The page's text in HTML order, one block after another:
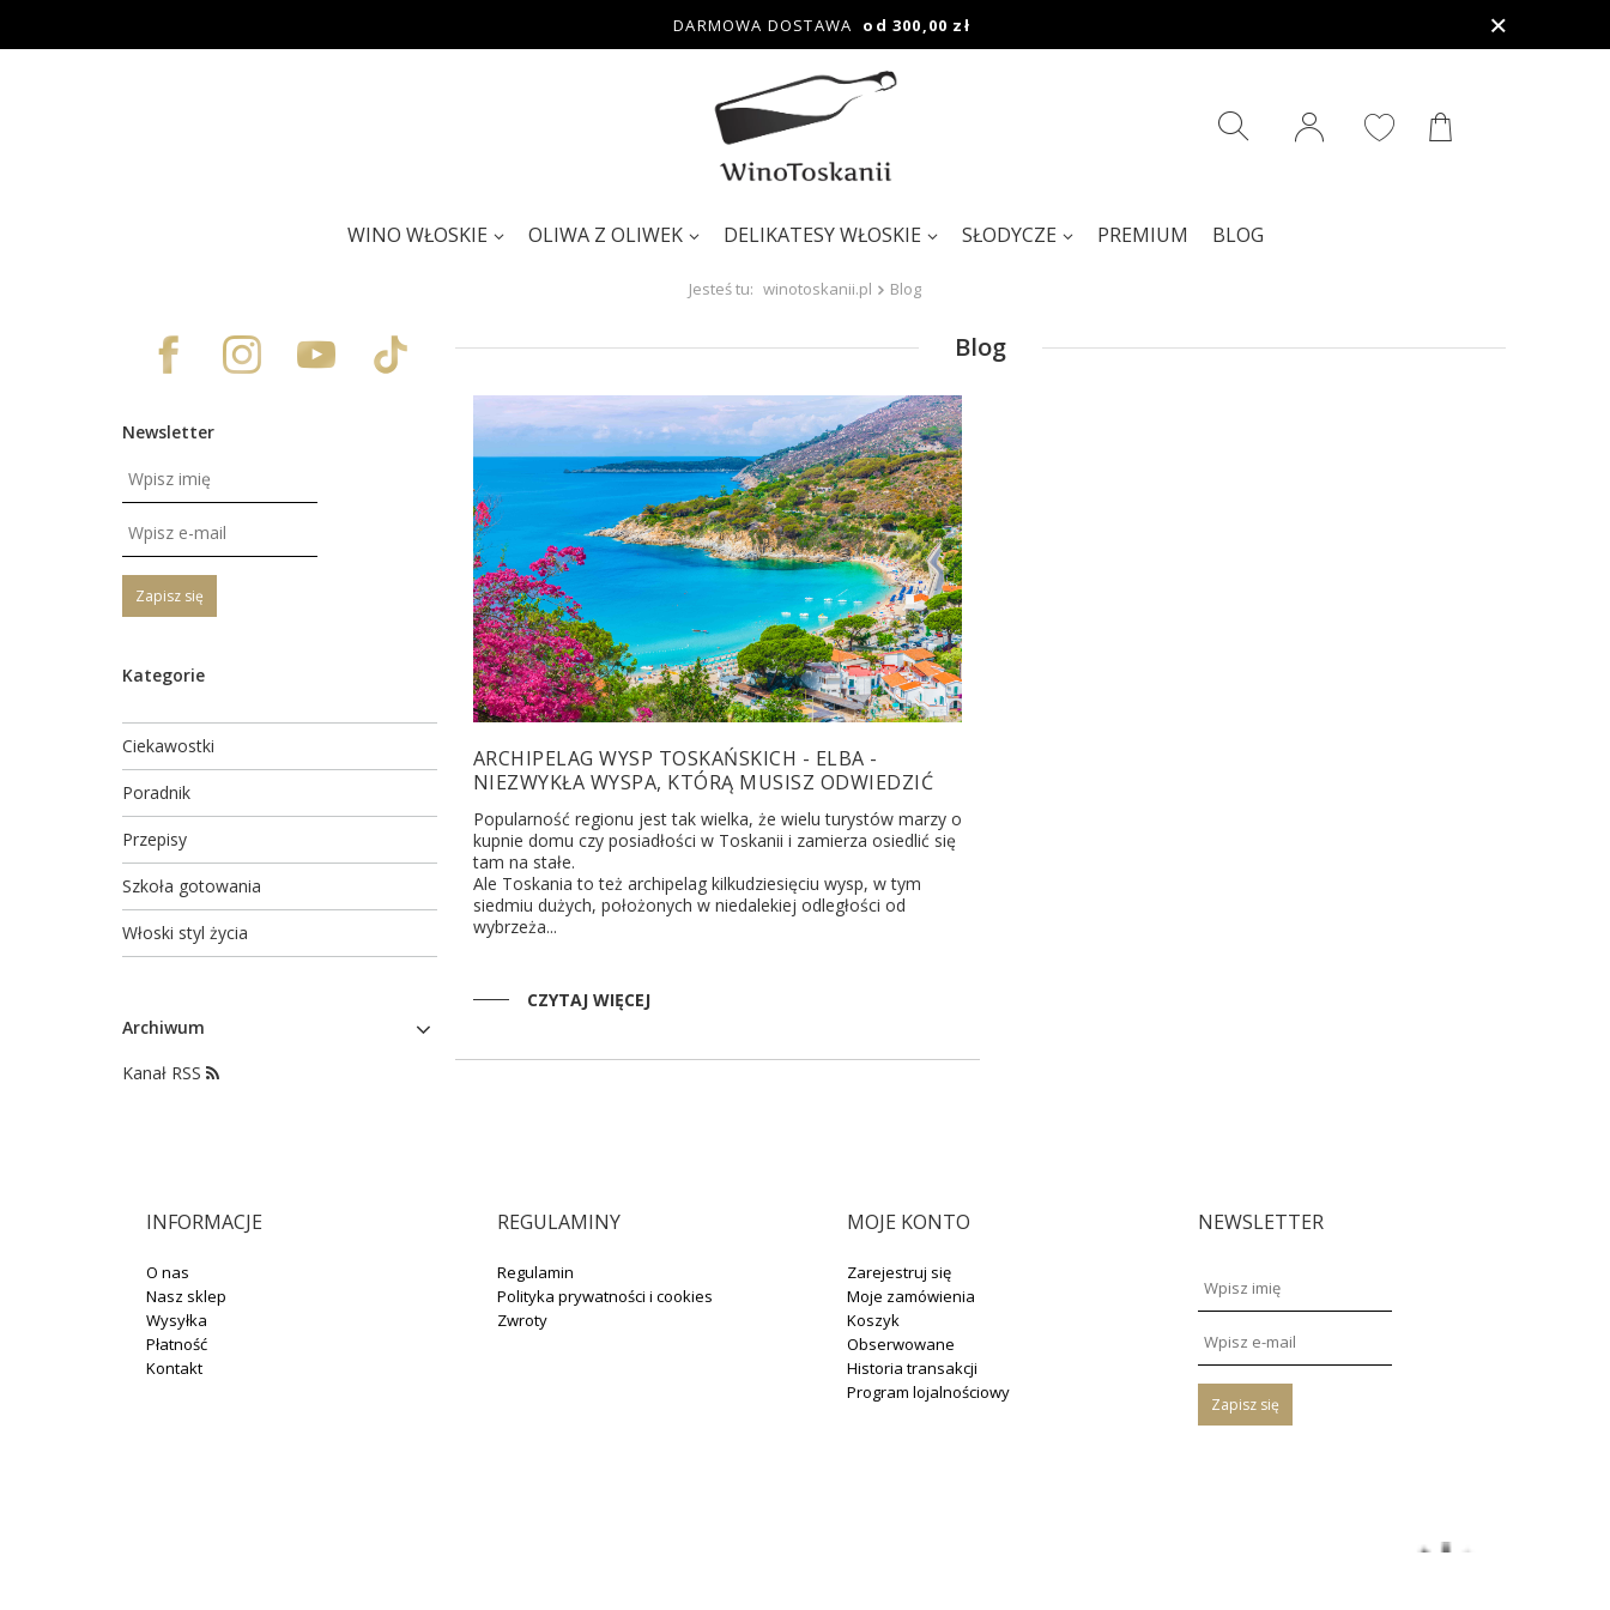
DARMOWA DOSTAWA od 300,00 zł
WINO WŁOSKIE OLIWA Z OLIWEK DELIKATESY WŁOSKIE SŁODYCZE PREMIUM BLOG
Jesteś tu: winotoskanii.pl Blog
Newsletter
Zapisz się
Kategorie
Ciekawostki
Poradnik
Przepisy
Szkoła gotowania
Włoski styl życia
Archiwum
Kanał RSS
Blog
ARCHIPELAG WYSP TOSKAŃSKICH - ELBA -
NIEZWYKŁA WYSPA, KTÓRĄ MUSISZ ODWIEDZIĆ
Popularność regionu jest tak wielka, że wielu turystów marzy o
kupnie domu czy posiadłości w Toskanii i zamierza osiedlić się
tam na stałe.
Ale Toskania to też archipelag kilkudziesięciu wysp, w tym
siedmiu dużych, położonych w niedalekiej odległości od
wybrzeża...
CZYTAJ WIĘCEJ
INFORMACJE
O nas
Nasz sklep
Wysyłka
Płatność
Kontakt
REGULAMINY
Regulamin
Polityka prywatności i cookies
Zwroty
MOJE KONTO
Zarejestruj się
Moje zamówienia
Koszyk
Obserwowane
Historia transakcji
Program lojalnościowy
NEWSLETTER
Zapisz się